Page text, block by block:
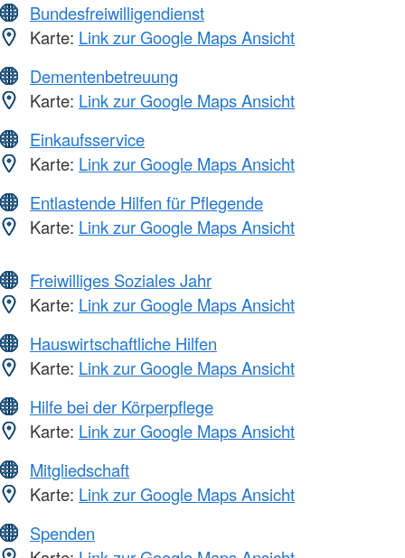
Bundesfreiwilligendienst
Karte: Link zur Google Maps Ansicht
Dementenbetreuung
Karte: Link zur Google Maps Ansicht
Einkaufsservice
Karte: Link zur Google Maps Ansicht
Entlastende Hilfen für Pflegende
Karte: Link zur Google Maps Ansicht
Freiwilliges Soziales Jahr
Karte: Link zur Google Maps Ansicht
Hauswirtschaftliche Hilfen
Karte: Link zur Google Maps Ansicht
Hilfe bei der Körperpflege
Karte: Link zur Google Maps Ansicht
Mitgliedschaft
Karte: Link zur Google Maps Ansicht
Spenden